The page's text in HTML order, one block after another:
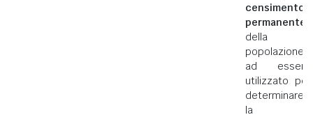
censimento
permanente
della
popolazione
ad essere
utilizzato per
determinare
la